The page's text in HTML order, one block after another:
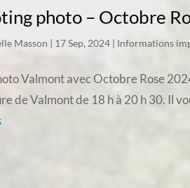
photo – Octobre
Masson | 17 Sep, 2024 | Informations
Valmont avec Octobre Rose
de Valmont de 18 h à 20 h 30. Il